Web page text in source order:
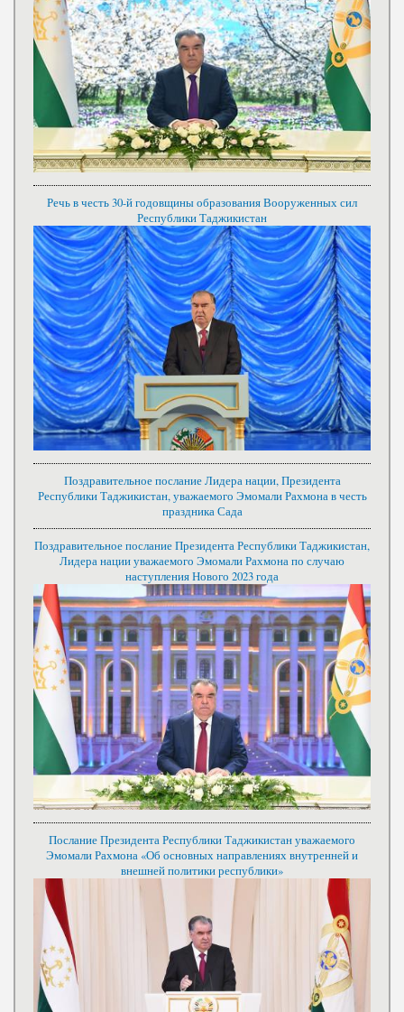
Речь в честь 30-й годовщины образования Вооруженных сил
Республики Таджикистан
Поздравительное послание Лидера нации, Президента
Республики Таджикистан, уважаемого Эмомали Рахмона в честь
праздника Сада
Поздравительное послание Президента Республики Таджикистан,
Лидера нации уважаемого Эмомали Рахмона по случаю
наступления Нового 2023 года
Послание Президента Республики Таджикистан уважаемого
Эмомали Рахмона «Об основных направлениях внутренней и
внешней политики республики»